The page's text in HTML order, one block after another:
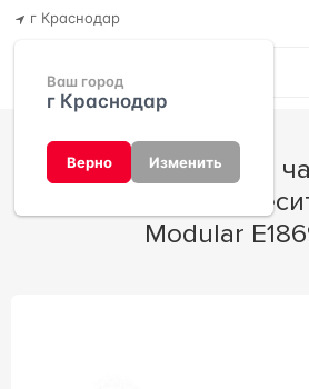
г Краснодар
Ваш город
г Краснодар
Верно Изменить
Встраиваемая часть для
однорычажного
Modular